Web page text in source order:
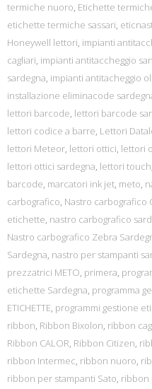
termiche nuoro, Etichette
etichette termiche sassari,
Honeywell lettori, impianti
cagliari, impianti antitaccheggio
sardegna, impianti antitacheggio
installazione eliminacode
lettori barcode, lettori barcode
lettori codice a barre, Lettori
lettori Meteor, lettori ottici, lettori
lettori ottici sardegna, lettori touch
barcode, marcatori ink jet, meto,
carbografico, Nastro carbografico
etichette, nastro carbografico
Nastro carbografico Zebra
Sardegna, nastro per stampanti
prezzatrici METO, primera,
etichette Sardegna, programma
ETICHETTE, programmi gestione
ribbon, Ribbon Bixolon, ribbon
Ribbon CALOR, Ribbon Citizen,
ribbon Intermec, ribbon nuoro,
ribbon per stampanti Sato, ribbon